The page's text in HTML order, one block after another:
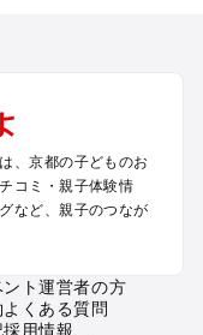
、京都の子どものお
コミ・親子体験情
など、親子のつなが
ト運営者の方
よくある質問
採用情報